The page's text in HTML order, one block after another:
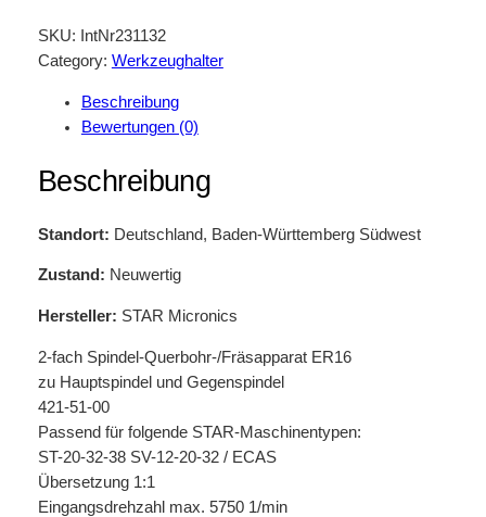
SKU:
IntNr231132
Category: Werkzeughalter
Beschreibung
Bewertungen (0)
Beschreibung
Standort: Deutschland, Baden-Württemberg Südwest
Zustand: Neuwertig
Hersteller: STAR Micronics
2-fach Spindel-Querbohr-/Fräsapparat ER16
zu Hauptspindel und Gegenspindel
421-51-00
Passend für folgende STAR-Maschinentypen:
ST-20-32-38 SV-12-20-32 / ECAS
Übersetzung 1:1
Eingangsdrehzahl max. 5750 1/min